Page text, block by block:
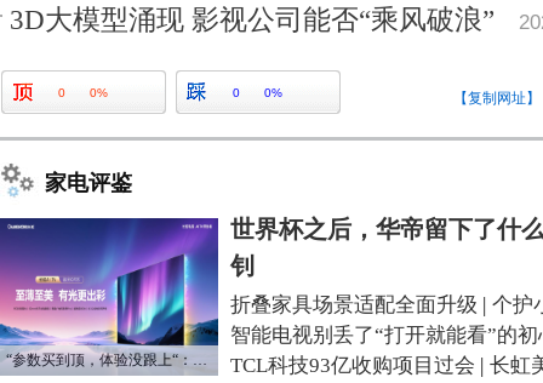
3D大模型涌现 影视公司能否“乘风破浪”
0 0% 0 0% 【复制网址】
家电评鉴
“参数买到顶，体验没跟上“：长虹追光Q70S给高端电视打了个样
世界杯之后，华帝留下了什
钊
折叠家具场景适配全面升级 | 个护
智能电视别丢了“打开就能看”的初
TCL科技93亿收购项目过会 | 长虹